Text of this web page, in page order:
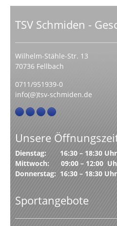
TSV Schmiden -
Wilhelm-Stähle-Str. 13
70736 Fellbach
0711/951939-0
info(@)tsv-schmiden.de
Unsere
Dienstag: 16:30 – 18:30 Uhr
Mittwoch: 09:00 – 12:00
Donnerstag: 16:30 – 18:30 Uhr
Sportangebote